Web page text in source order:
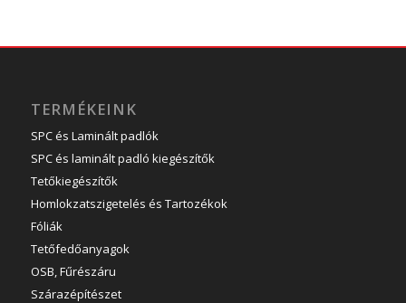
TERMÉKEINK
SPC és Laminált padlók
SPC és laminált padló kiegészítők
Tetőkiegészítők
Homlokzatszigetelés és Tartozékok
Fóliák
Tetőfedőanyagok
OSB, Fűrészáru
Szárazépítészet